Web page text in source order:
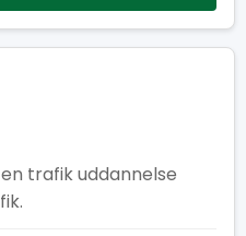
trafik uddannelse